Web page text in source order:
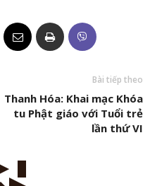
Bài tiếp theo
Thanh Hóa: Khai mạc Khóa
tu Phật giáo với Tuổi trẻ
lần thứ VI